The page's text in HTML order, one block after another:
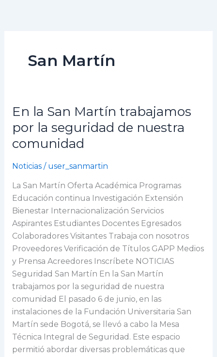
San Martín
En la San Martín trabajamos
por la seguridad de nuestra
comunidad
Noticias/ user_sanmartin
La San Martín Oferta Académica Programas
Educación continua Investigación Extensión
Bienestar Internacionalización Servicios
Aspirantes Estudiantes Docentes Egresados
Colaboradores Visitantes Trabaja con nosotros
Proveedores Verificación de Títulos GAPP Medios
y Prensa Acreedores Inscríbete NOTICIAS
Seguridad San Martín En la San Martín
trabajamos por la seguridad de nuestra
comunidad El pasado 6 de junio, en las
instalaciones de la Fundación Universitaria San
Martín sede Bogotá, se llevó a cabo la Mesa
Técnica Integral de Seguridad. Este espacio
permitió abordar diversas problemáticas que
En
San
Martín
trabajamos
la
seguridad
de
nuestra
comunidad